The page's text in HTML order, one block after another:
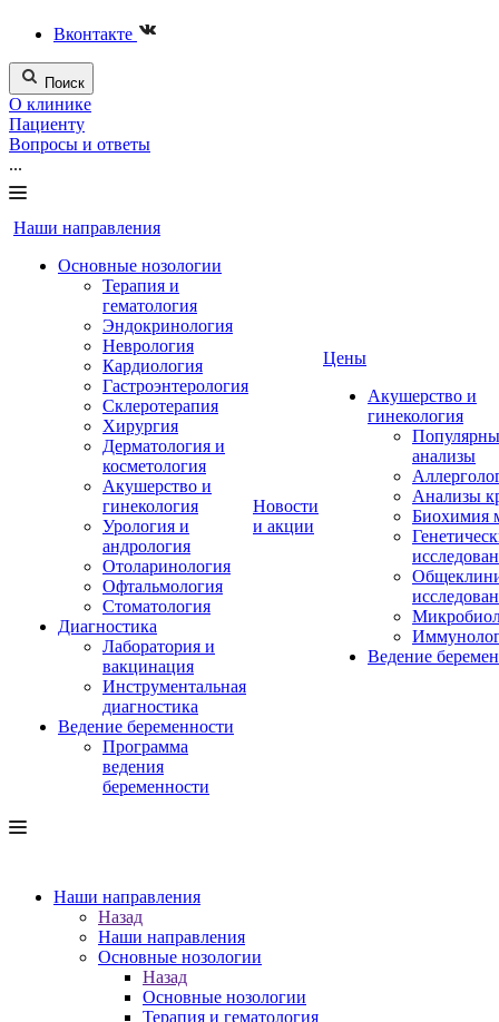
Вконтакте
Поиск
О клинике
Пациенту
Вопросы и ответы
...
Наши направления
Основные нозологии
Терапия и
гематология
Эндокринология
Неврология
Кардиология
Гастроэнтерология
Склеротерапия
Хирургия
Дерматология и
косметология
Акушерство и
гинекология
Урология и
андрология
Отоларинология
Офтальмология
Стоматология
Диагностика
Лаборатория и
вакцинация
Инструментальная
диагностика
Ведение беременности
Программа
ведения
беременности
Новости
и акции
Цены
Акушерство и
гинекология
анализы
Анализы
Биохимия
Ведение
Наши направления
Назад
Наши направления
Основные нозологии
Назад
Основные нозологии
Терапия и гематология